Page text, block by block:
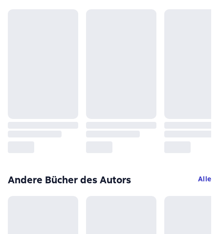
Andere Bücher des Autors Alle